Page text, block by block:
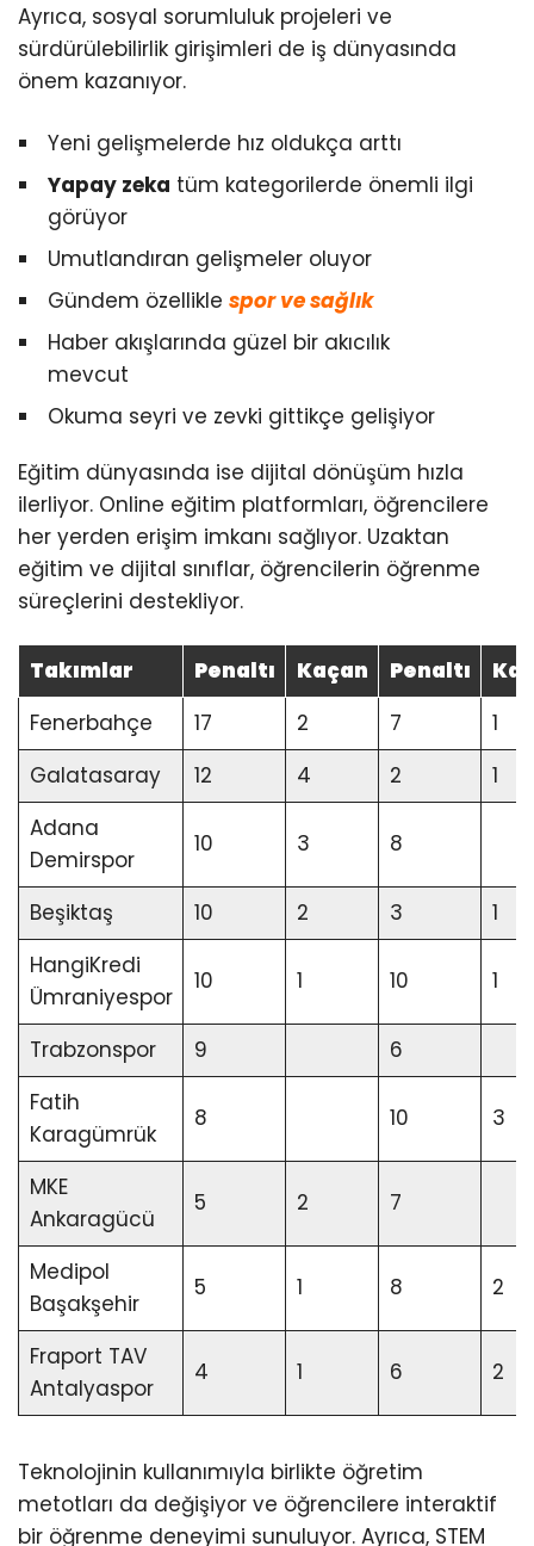
Ayrıca, sosyal sorumluluk projeleri ve
sürdürülebilirlik girişimleri de iş dünyasında
önem kazanıyor.
Yeni gelişmelerde hız oldukça arttı
Yapay zeka tüm kategorilerde önemli ilgi
görüyor
Umutlandıran gelişmeler oluyor
Gündem özellikle spor ve sağlık
Haber akışlarında güzel bir akıcılık
mevcut
Okuma seyri ve zevki gittikçe gelişiyor
Eğitim dünyasında ise dijital dönüşüm hızla
ilerliyor. Online eğitim platformları, öğrencilere
her yerden erişim imkanı sağlıyor. Uzaktan
eğitim ve dijital sınıflar, öğrencilerin öğrenme
süreçlerini destekliyor.
Takımlar Penaltı Kaçan Penaltı
Fenerbahçe
17 2 7
1
Galatasaray
12 4 2
1
Adana
Demirspor
10 3 8
Beşiktaş 10 2 3
1
HangiKredi
Ümraniyespor
10 1 10 1
Trabzonspor 9
6
Fatih
Karagümrük
8 10 3
MKE
Ankaragücü
5 2 7
Medipol
Başakşehir
5 1 8 2
Fraport TAV
Antalyaspor
4 1 6 2
Teknolojinin kullanımıyla birlikte öğretim
metotları da değişiyor ve öğrencilere interaktif
bir öğrenme deneyimi sunuluyor. Ayrıca, STEM